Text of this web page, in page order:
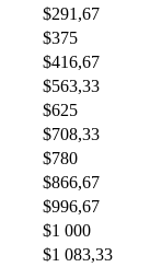
$291,67
$375
$416,67
$563,33
$625
$708,33
$780
$866,67
$996,67
$1 000
$1 083,33